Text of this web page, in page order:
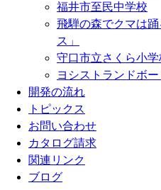
福井市至民中学校
飛騨の森でクマは
ス」
守口市立さくら小学
ヨシストランドボ
開発の流れ
トピックス
お問い合わせ
カタログ請求
関連リンク
ブログ